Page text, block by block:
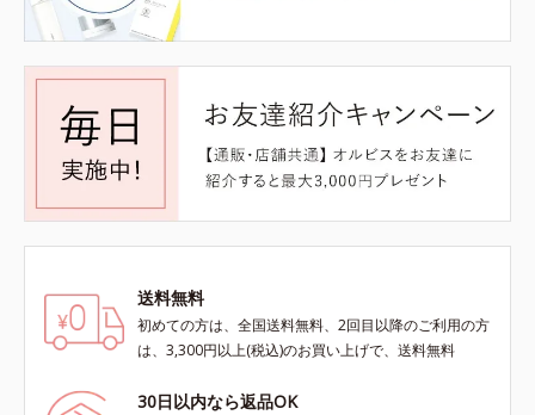
送料無料
初めての方は、全国送料無料、2回目以降のご利用の方
は、3,300円以上(税込)のお買い上げで、送料無料
30日以内なら返品OK